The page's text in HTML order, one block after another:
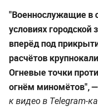
"Военнослужащие в
условиях городской
вперёд под
расчётов
Огневые точки
огнём миномётов", —
к видео в Telegram-